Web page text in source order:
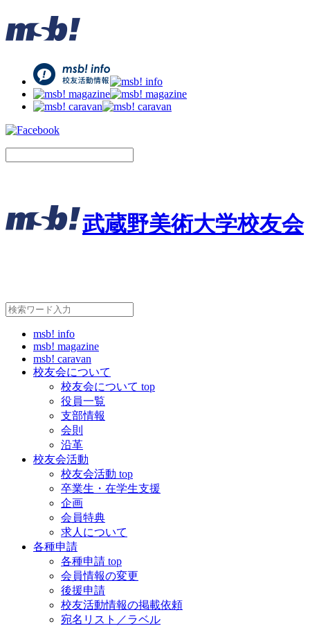
武蔵野美術大学校友会
msb! info
msb! magazine
msb! caravan
校友会について
校友会について top
役員一覧
支部情報
会則
沿革
校友会活動
校友会活動 top
卒業生・在学生支援
企画
会員特典
求人について
各種申請
各種申請 top
会員情報の変更
後援申請
校友活動情報の掲載依頼
宛名リスト／ラベル